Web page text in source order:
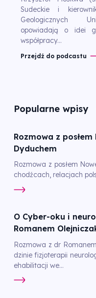
Sudeckie i
Geologicznych
opowiadają o idei
współpracy...
Przejdź do podcastu
Popularne wpisy
Rozmowa z
Dyduchem
Rozmowa z posłem
chodźcach, relacjach
O Cyber-oku i
Romanem
Rozmowa z dr
dzinie fizjoterapii
ehabilitacji we...